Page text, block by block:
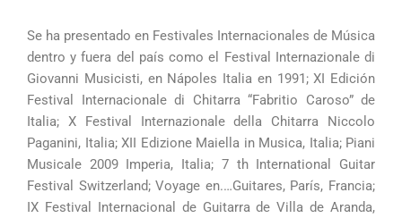
Se ha presentado en Festivales Internacionales de Música
dentro y fuera del país como el Festival Internazionale di
Giovanni Musicisti, en Nápoles Italia en 1991; XI Edición
Festival Internacionale di Chitarra “Fabritio Caroso” de
Italia; X Festival Internazionale della Chitarra Niccolo
Paganini, Italia; XII Edizione Maiella in Musica, Italia; Piani
Musicale 2009 Imperia, Italia; 7 th International Guitar
Festival Switzerland; Voyage en.…Guitares, París, Francia;
IX Festival Internacional de Guitarra de Villa de Aranda,